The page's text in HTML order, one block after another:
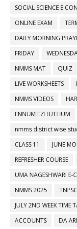
SOCIAL SCIENCE E
ONLINE EXAM
DAILY MORNING
FRIDAY
NMMS MAT
QUIZ
LIVE WORKSHEETS
NMMS VIDEOS
ENNUM EZHUTHUM
nmms district wise
CLASS 11
JUNE
REFRESHER COURSE
UMA NAGESHWARI E-
NMMS 2025
JULY 2ND WEEK TIME
ACCOUNTS
DA